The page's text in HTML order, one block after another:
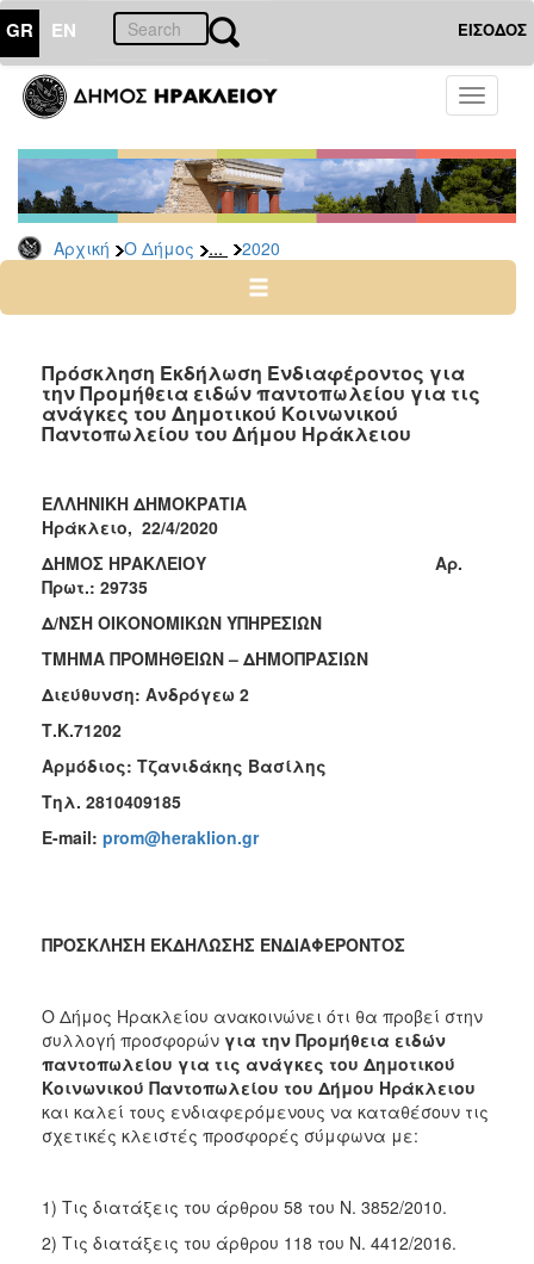
GR EN ΕΙΣΟΔΟΣ
Toggle
Αρχική Ο Δήμος ... 2020
ΔΗΜΟΣ
Διακηρύξεις
Δημοπρασίες
Αρχείο
2025
2023
2022
2019
2018
2017
2016
2015
2013
ΤΟΠΟΣ
Πρόσκληση Εκδήλωση Ενδιαφέροντος για
την Προμήθεια ειδών παντοπωλείου για τις
ανάγκες του Δημοτικού Κοινωνικού
Παντοπωλείου του Δήμου Ηράκλειου
ΕΛΛΗΝΙΚΗ ΔΗΜΟΚΡΑΤΙΑ
Ηράκλειο, 22/4/2020
ΔΗΜΟΣ ΗΡΑΚΛΕΙΟΥ Aρ.
Πρωτ.: 29735
Δ/ΝΣΗ ΟΙΚΟΝΟΜΙΚΩΝ ΥΠΗΡΕΣΙΩΝ
ΤΜΗΜΑ ΠΡΟΜΗΘΕΙΩΝ – ΔΗΜΟΠΡΑΣΙΩΝ
Διεύθυνση: Ανδρόγεω 2
Τ.Κ.71202
Αρμόδιος: Τζανιδάκης Βασίλης
Τηλ. 2810409185
E-mail: prom@heraklion.gr
ΠΡΟΣΚΛΗΣΗ ΕΚΔΗΛΩΣΗΣ ΕΝΔΙΑΦΕΡΟΝΤΟΣ
Ο Δήμος Ηρακλείου ανακοινώνει ότι θα προβεί στην
συλλογή προσφορών για την Προμήθεια ειδών
παντοπωλείου για τις ανάγκες του Δημοτικού
Κοινωνικού Παντοπωλείου του Δήμου Ηράκλειου
και καλεί τους ενδιαφερόμενους να καταθέσουν τις
σχετικές κλειστές προσφορές σύμφωνα με:
1) Τις διατάξεις του άρθρου 58 του Ν. 3852/2010.
2) Τις διατάξεις του άρθρου 118 του Ν. 4412/2016.